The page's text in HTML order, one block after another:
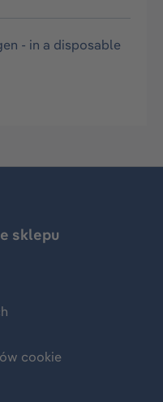
- in a disposable
sklepu
cookie